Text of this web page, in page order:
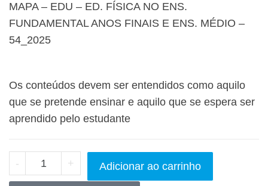
MAPA – EDU – ED. FÍSICA NO ENS.
FUNDAMENTAL ANOS FINAIS E ENS. MÉDIO –
54_2025
Os conteúdos devem ser entendidos como aquilo
que se pretende ensinar e aquilo que se espera ser
aprendido pelo estudante
- + Adicionar ao carrinho